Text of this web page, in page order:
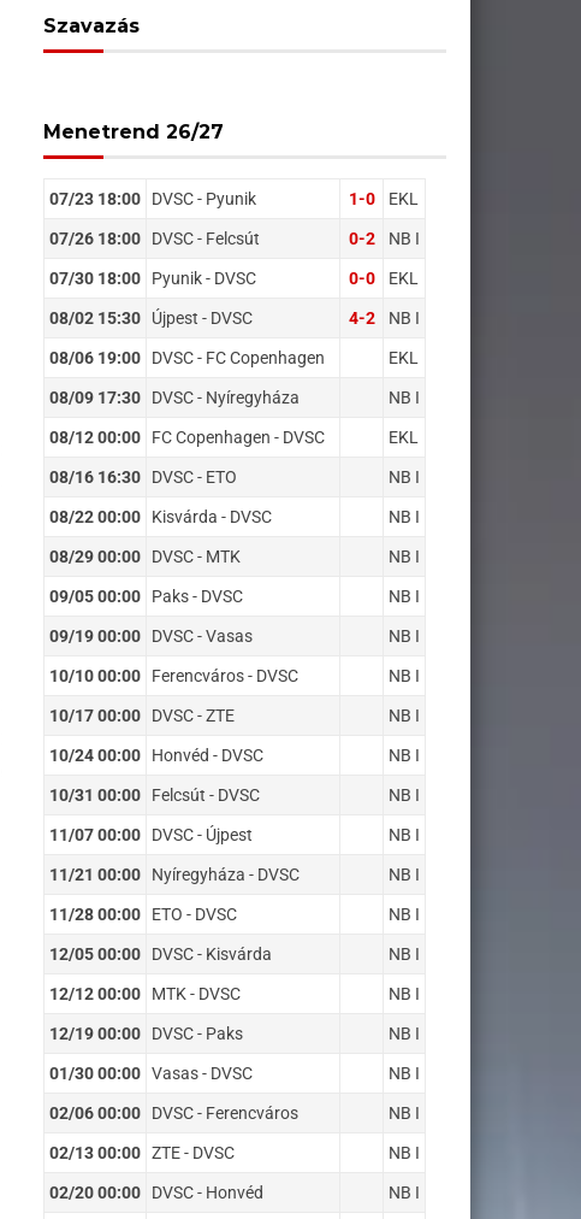
Szavazás
Menetrend 26/27
07/23 18:00 DVSC - Pyunik 1-0 EKL
07/26 18:00 DVSC - Felcsút 0-2 NB I
07/30 18:00 Pyunik - DVSC 0-0 EKL
08/02 15:30 Újpest - DVSC 4-2 NB I
08/06 19:00 DVSC - FC Copenhagen EKL
08/09 17:30 DVSC - Nyíregyháza NB I
08/12 00:00 FC Copenhagen - DVSC EKL
08/16 16:30 DVSC - ETO NB I
08/22 00:00 Kisvárda - DVSC NB I
08/29 00:00 DVSC - MTK NB I
09/05 00:00 Paks - DVSC NB I
09/19 00:00 DVSC - Vasas NB I
10/10 00:00 Ferencváros - DVSC NB I
10/17 00:00 DVSC - ZTE NB I
10/24 00:00 Honvéd - DVSC NB I
10/31 00:00 Felcsút - DVSC NB I
11/07 00:00 DVSC - Újpest NB I
11/21 00:00 Nyíregyháza - DVSC NB I
11/28 00:00 ETO - DVSC NB I
12/05 00:00 DVSC - Kisvárda NB I
12/12 00:00 MTK - DVSC NB I
12/19 00:00 DVSC - Paks NB I
01/30 00:00 Vasas - DVSC NB I
02/06 00:00 DVSC - Ferencváros NB I
02/13 00:00 ZTE - DVSC NB I
02/20 00:00 DVSC - Honvéd NB I